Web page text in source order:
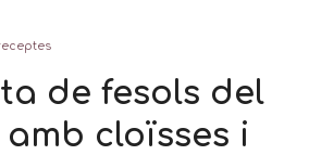
de fesols del
cloïsses i